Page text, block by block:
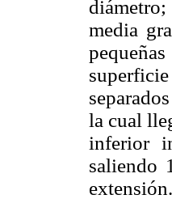
media
la cual
inferior
saliendo